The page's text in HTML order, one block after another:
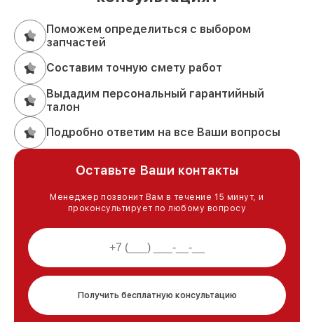
Поможем определиться с выбором
запчастей
Составим точную смету работ
Выдадим персональный гарантийный
талон
Подробно ответим на все Ваши вопросы
Оставьте Ваши контакты
Менеджер позвонит Вам в течение 15 минут, и
проконсультирует по любому вопросу
Получить бесплатную консультацию